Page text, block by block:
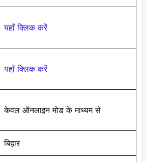
यहाँ क्लिक करें
यहाँ क्लिक करें
केवल ऑनलाइन मोड के माध्यम से
बिहार